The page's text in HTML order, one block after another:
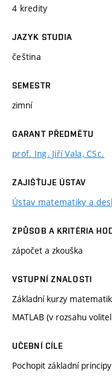
4 kredity
JAZYK STUDIA
čeština
SEMESTR
zimní
GARANT PŘEDMĚTU
prof. Ing. Jiří Vala, CSc.
ZAJIŠŤUJE ÚSTAV
Ústav matematiky a
ZPŮSOB A KRITÉRIA
zápočet a zkouška
VSTUPNÍ ZNALOSTI
Základní kurzy
MATLAB (v rozsahu
UČEBNÍ CÍLE
Pochopit základní